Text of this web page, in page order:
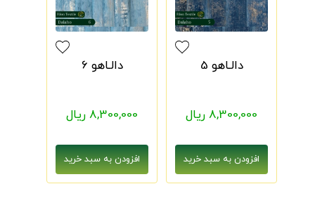
دالـاهو 5
8,300,000 ریال
دالـاهو 6
8,300,000 ریال